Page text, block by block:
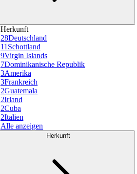
Herkunft
28Deutschland
11 Schottland
9Virgin Islands
7Dominikanische Republik
3Amerika
3Frankreich
2Guatemala
2Irland
2Cuba
2Italien
Alle anzeigen
Herkunft